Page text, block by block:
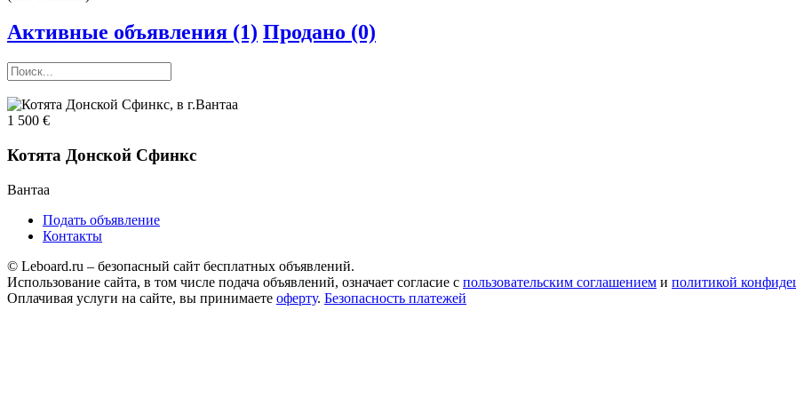
Aктивные объявления (1) Продано (0)
1 500 €
Котята Донской Сфинкс
Вантаа
Подать объявление
Контакты
© Leboard.ru – безопасный сайт бесплатных объявлений.
Использование сайта, в том числе подача объявлений, означает согласие с пользовательским соглашением и политикой
Оплачивая услуги на сайте, вы принимаете оферту. Безопасность платежей